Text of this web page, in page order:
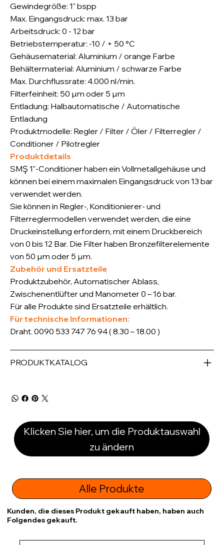
Alle Produkte
Klicken Sie hier, um die Produktauswahl
zu ändern
Gewindegröße: 1" bspp
Max. Eingangsdruck: max. 13 bar
Arbeitsdruck: 0 - 12 bar
Betriebstemperatur: -10 / + 50 °C
Gehäusematerial: Aluminium / orange Farbe
Behältermaterial: Aluminium / schwarze Farbe
Max. Durchflussrate: 4.000 nl/min.
Filterfeinheit: 50 µm oder 5 µm
Entladung: Halbautomatische / Automatische
Entladung
Produktmodelle: Regler / Filter / Öler / Filterregler /
Conditioner / Pilotregler
Produktdetails
SMŞ 1"-Conditioner haben ein Vollmetallgehäuse und
können bei einem maximalen Eingangsdruck von 13 bar
verwendet werden.
Sie können in Regler-, Konditionierer- und
Filterreglermodellen verwendet werden, die eine
Druckeinstellung erfordern, mit einem Druckbereich
von 0 bis 12 Bar. Die Filter haben Bronzefilterelemente
von 50 µm oder 5 µm.
Zubehör und Ersatzteile
Produktzubehör, Automatischer Ablass,
Zwischenentlüfter und Manometer 0 – 16 bar.
Für alle Produkte sind Ersatzteile erhältlich.
Für technische Informationen:
Draht. 0090 533 747 76 94 ( 8.30 – 18.00 )
PRODUKTKATALOG
Kunden, die dieses Produkt gekauft haben, haben auch
Folgendes gekauft.